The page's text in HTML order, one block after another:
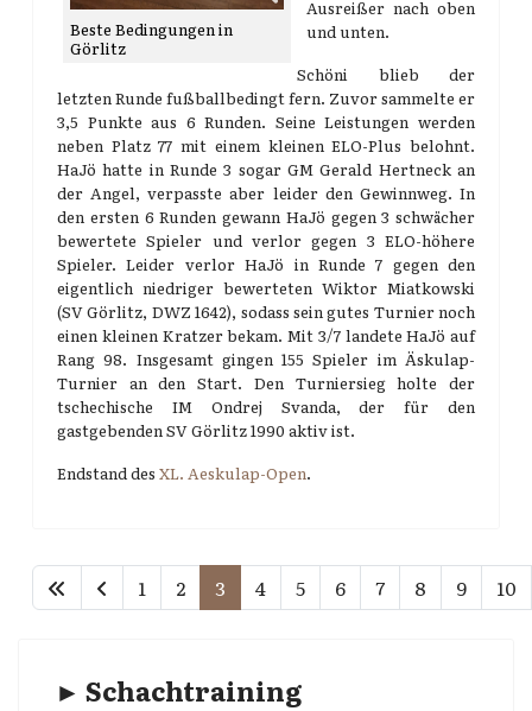
Beste Bedingungen in
Görlitz
Ausreißer nach oben
und unten.
Schöni blieb der
letzten Runde fußballbedingt fern. Zuvor sammelte er
3,5 Punkte aus 6 Runden. Seine Leistungen werden
neben Platz 77 mit einem kleinen ELO-Plus belohnt.
HaJö hatte in Runde 3 sogar GM Gerald Hertneck an
der Angel, verpasste aber leider den Gewinnweg. In
den ersten 6 Runden gewann HaJö gegen 3 schwächer
bewertete Spieler und verlor gegen 3 ELO-höhere
Spieler. Leider verlor HaJö in Runde 7 gegen den
eigentlich niedriger bewerteten Wiktor Miatkowski
(SV Görlitz, DWZ 1642), sodass sein gutes Turnier noch
einen kleinen Kratzer bekam. Mit 3/7 landete HaJö auf
Rang 98. Insgesamt gingen 155 Spieler im Äskulap-
Turnier an den Start. Den Turniersieg holte der
tschechische IM Ondrej Svanda, der für den
gastgebenden SV Görlitz 1990 aktiv ist.
Endstand des XL. Aeskulap-Open.
1 2 3 4 5 6 7 8 9 10
► Schachtraining